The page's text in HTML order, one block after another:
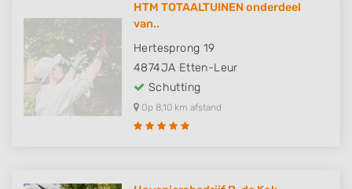
HTM TOTAALTUINEN onderdeel
van..
Hertesprong 19
4874JA Etten-Leur
Schutting
Op 8,10 km afstand